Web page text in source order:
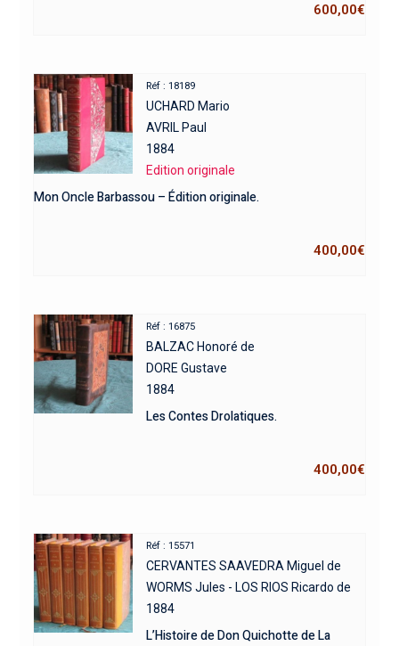
600,00€
Réf : 18189
UCHARD Mario
AVRIL Paul
1884
Edition originale
Mon Oncle Barbassou – Édition originale.
400,00€
Réf : 16875
BALZAC Honoré de
DORE Gustave
1884
Les Contes Drolatiques.
400,00€
Réf : 15571
CERVANTES SAAVEDRA Miguel de
WORMS Jules - LOS RIOS Ricardo de
1884
L’Histoire de Don Quichotte de La